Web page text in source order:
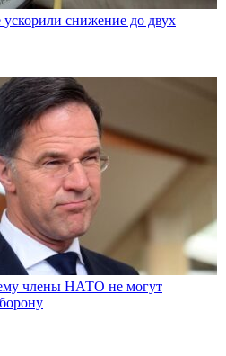
снижение до двух
члены НАТО не могут